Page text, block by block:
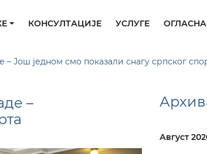
КОНСУЛТАЦИЈЕ УСЛУГЕ
Још једном смо показали снагу српског
–
Август